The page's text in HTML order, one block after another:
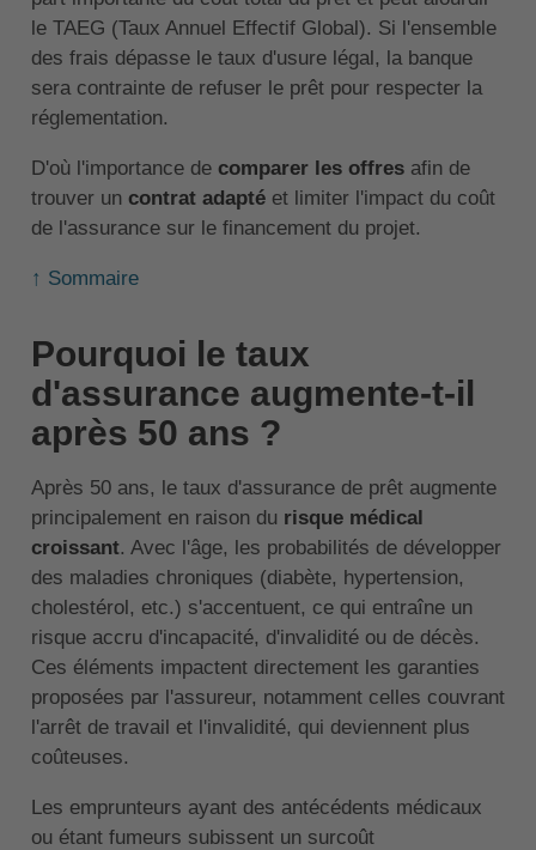
le TAEG (Taux Annuel Effectif Global). Si l'ensemble
des frais dépasse le taux d'usure légal, la banque
sera contrainte de refuser le prêt pour respecter la
réglementation.
D'où l'importance de comparer les offresafin de
trouver un contrat adaptéet limiter l'impact du coût
de l'assurance sur le financement du projet.
↑ Sommaire
Pourquoi le taux
d'assurance augmente-t-il
après 50 ans ?
Après 50 ans, le taux d'assurance de prêt augmente
principalement en raison du risque médical
croissant. Avec l'âge, les probabilités de développer
des maladies chroniques (diabète, hypertension,
cholestérol, etc.) s'accentuent, ce qui entraîne un
risque accru d'incapacité, d'invalidité ou de décès.
Ces éléments impactent directement les garanties
proposées par l'assureur, notamment celles couvrant
l'arrêt de travail et l'invalidité, qui deviennent plus
coûteuses.
Les emprunteurs ayant des antécédents médicaux
ou étant fumeurs subissent un surcoût